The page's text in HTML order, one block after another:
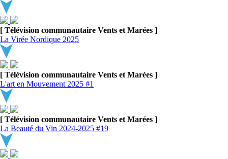
[ Télévision communautaire Vents et Marées ]
La Virée Nordique 2025
[ Télévision communautaire Vents et Marées ]
L'art en Mouvement 2025 #1
[ Télévision communautaire Vents et Marées ]
La Beauté du Vin 2024-2025 #19